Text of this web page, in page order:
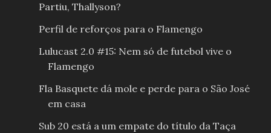
Partiu, Thallyson?
Perfil de reforços para o Flamengo
Lulucast 2.0 #15: Nem só de futebol vive o
Flamengo
Fla Basquete dá mole e perde para o São José
em casa
Sub 20 está a um empate do título da Taça